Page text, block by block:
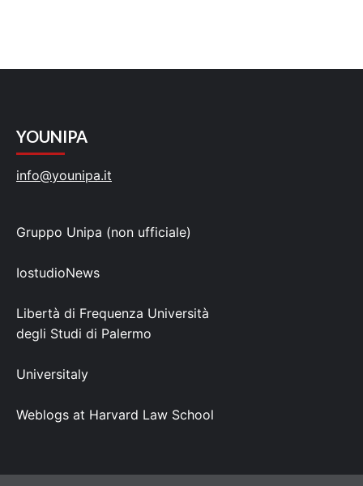
YOUNIPA
info@younipa.it
Gruppo Unipa (non ufficiale)
IostudioNews
Libertà di Frequenza Università
degli Studi di Palermo
Universitaly
Weblogs at Harvard Law School